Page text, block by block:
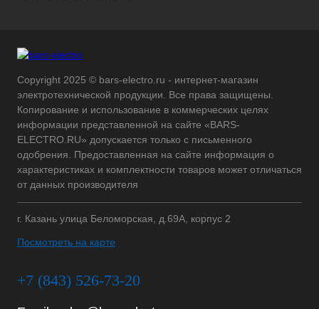
Copyright 2025 © bars-electro.ru - интернет-магазин
электротехнической продукции. Все права защищены.
Копирование и использование в коммерческих целях
информации представленной на сайте «BARS-
ELECTRO.RU» допускается только с письменного
одобрения. Предоставленная на сайте информация о
характеристиках и комплектности товаров может отличаться
от данных производителя
г. Казань улица Беломорская, д.69А, корпус 2
Посмотреть на карте
+7 (843) 526-73-20